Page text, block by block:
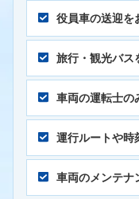
役員車の送迎を
旅行・観光バス
車両の運転士の
運行ルートや時
車両のメンテナ